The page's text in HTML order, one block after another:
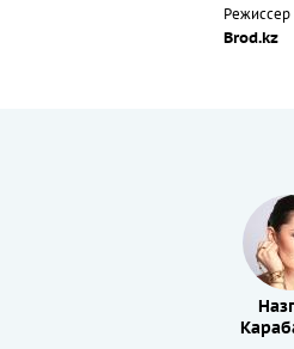
Режиссер
Brod.kz